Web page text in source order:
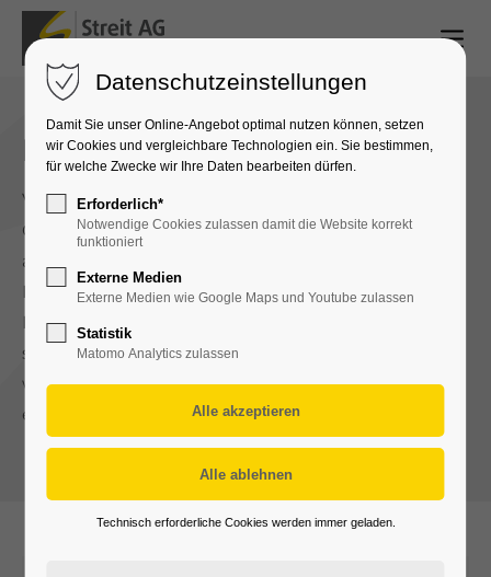
Projektphasen
Von der ersten Planung bis zur langfristigen
Optimierung – wir begleiten Sie Schritt für Schritt
auf dem Weg zu Ihrer massgeschneiderten
Photovoltaikanlage. Unser strukturierter
Projektablauf stellt sicher, dass alle Aspekte
sorgfältig durchdacht und optimal umgesetzt
werden. So garantieren wir höchste Effizienz und
eine nachhaltige Nutzung Ihrer Solarenergie.
Datenschutzeinstellungen
Damit Sie unser Online-Angebot optimal nutzen können, setzen
wir Cookies und vergleichbare Technologien ein. Sie bestimmen,
für welche Zwecke wir Ihre Daten bearbeiten dürfen.
Erforderlich*
Notwendige Cookies zulassen damit die Website korrekt
funktioniert
Externe Medien
Externe Medien wie Google Maps und Youtube zulassen
Statistik
Matomo Analytics zulassen
Technisch erforderliche Cookies werden immer geladen.